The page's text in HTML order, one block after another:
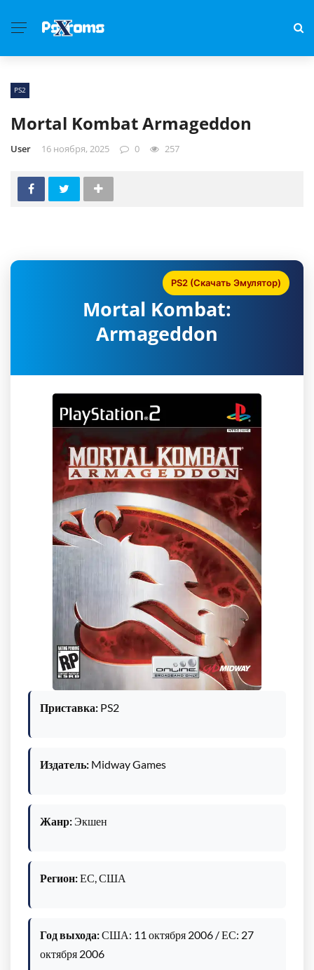
PS2
Mortal Kombat Armageddon
User 16 ноября, 2025 0 257
Mortal Kombat:
Armageddon
PS2 (Скачать Эмулятор)
Приставка: PS2
Издатель: Midway Games
Жанр: Экшен
Регион:ЕС, США
Год выхода:США: 11 октября 2006 / ЕС: 27
октября 2006